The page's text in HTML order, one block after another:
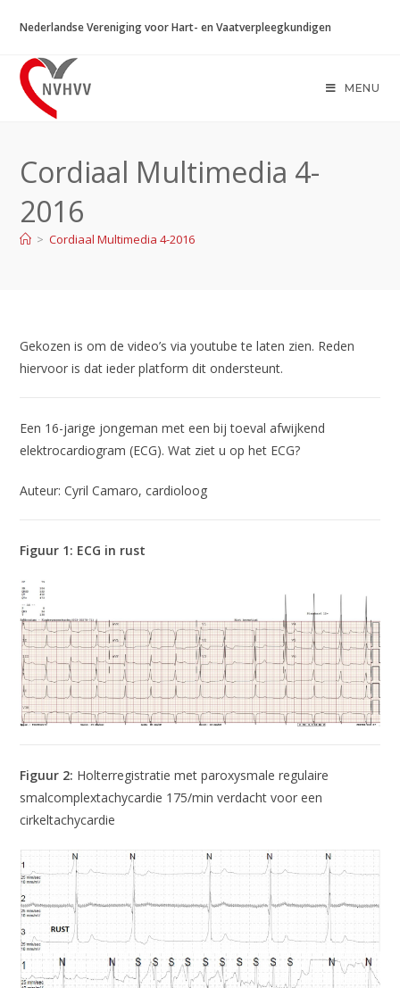
naar
inhoud
Nederlandse Vereniging voor Hart- en Vaatverpleegkundigen
MENU
Cordiaal Multimedia 4-
2016
> Cordiaal Multimedia 4-2016
Gekozen is om de video’s via youtube te laten zien. Reden
hiervoor is dat ieder platform dit ondersteunt.
Een 16-jarige jongeman met een bij toeval afwijkend
elektrocardiogram (ECG). Wat ziet u op het ECG?
Auteur: Cyril Camaro, cardioloog
Figuur 1: ECG in rust
Figuur 2: Holterregistratie met paroxysmale regulaire
smalcomplextachycardie 175/min verdacht voor een
cirkeltachycardie